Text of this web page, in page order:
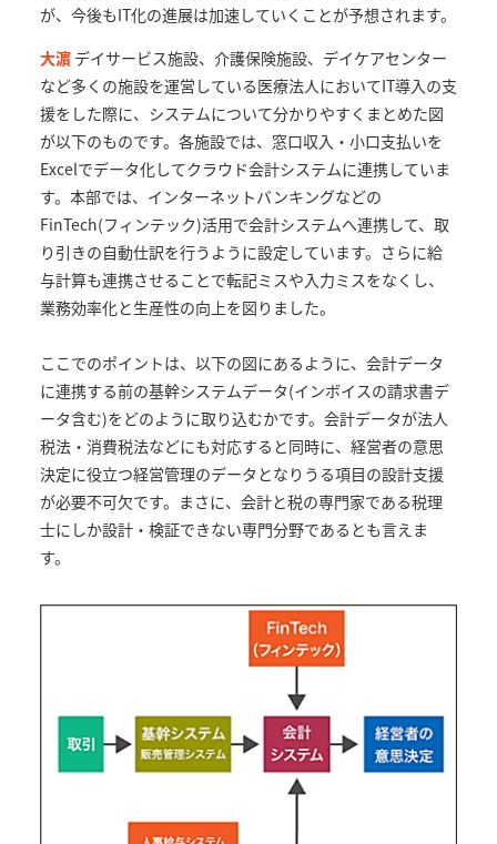
が、今後もIT化の進展は加速していくことが予想されます。
大濵 デイサービス施設、介護保険施設、デイケアセンター
など多くの施設を運営している医療法人においてIT導入の支
援をした際に、システムについて分かりやすくまとめた図
が以下のものです。各施設では、窓口収入・小口支払いを
Excelでデータ化してクラウド会計システムに連携していま
す。本部では、インターネットバンキングなどの
FinTech(フィンテック)活用で会計システムへ連携して、取
り引きの自動仕訳を行うように設定しています。さらに給
与計算も連携させることで転記ミスや入力ミスをなくし、
業務効率化と生産性の向上を図りました。
ここでのポイントは、以下の図にあるように、会計データ
に連携する前の基幹システムデータ(インボイスの請求書デ
ータ含む)をどのように取り込むかです。会計データが法人
税法・消費税法などにも対応すると同時に、経営者の意思
決定に役立つ経営管理のデータとなりうる項目の設計支援
が必要不可欠です。まさに、会計と税の専門家である税理
士にしか設計・検証できない専門分野であるとも言えま
す。